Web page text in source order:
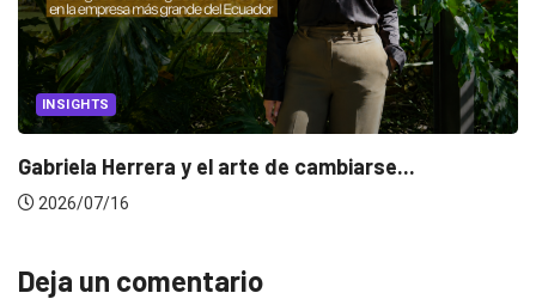
INSIGHTS
Gabriela Herrera y el arte de cambiarse...
2026/07/16
Deja un comentario